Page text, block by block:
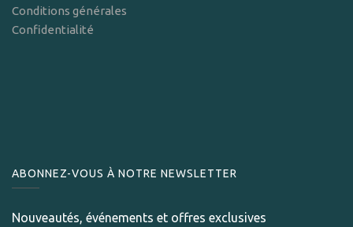
Conditions générales
Confidentialité
ABONNEZ-VOUS À NOTRE NEWSLETTER
Nouveautés, événements et offres exclusives